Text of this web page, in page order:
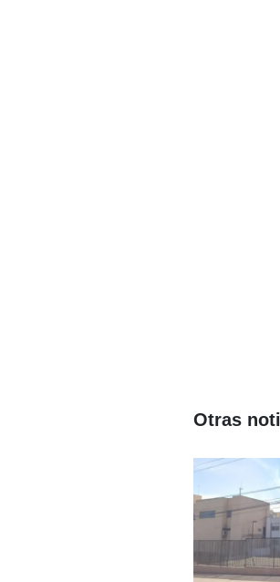
Otras